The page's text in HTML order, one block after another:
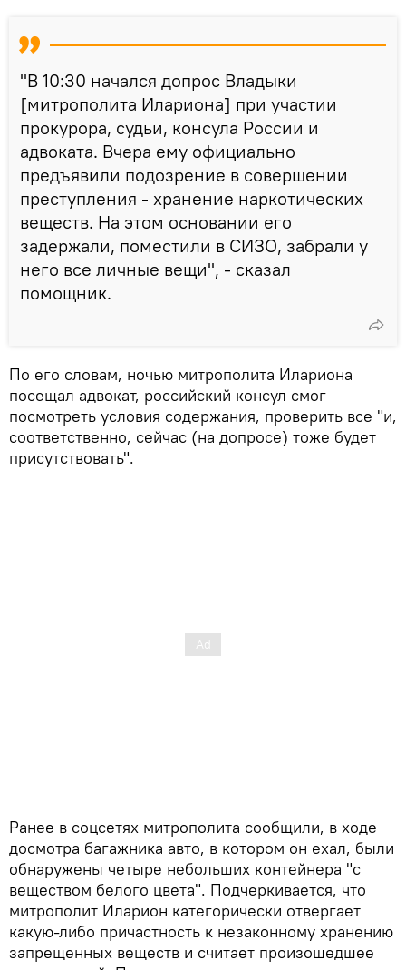
"В 10:30 начался допрос Владыки
[митрополита Илариона] при участии
прокурора, судьи, консула России и
адвоката. Вчера ему официально
предъявили подозрение в совершении
преступления - хранение наркотических
веществ. На этом основании его
задержали, поместили в СИЗО, забрали у
него все личные вещи", - сказал
помощник.
По его словам, ночью митрополита Илариона
посещал адвокат, российский консул смог
посмотреть условия содержания, проверить все "и,
соответственно, сейчас (на допросе) тоже будет
присутствовать".
Ранее в соцсетях митрополита сообщили, в ходе
досмотра багажника авто, в котором он ехал, были
обнаружены четыре небольших контейнера "с
веществом белого цвета". Подчеркивается, что
митрополит Иларион категорически отвергает
какую-либо причастность к незаконному хранению
запрещенных веществ и считает произошедшее